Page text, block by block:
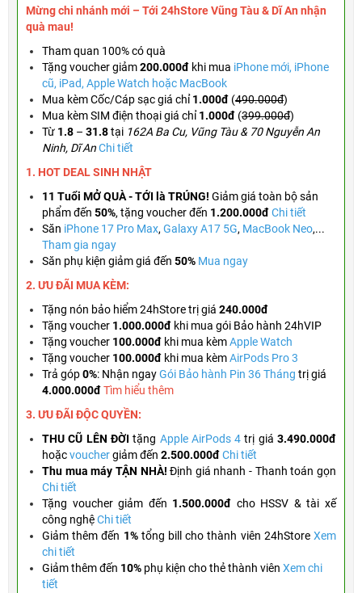
Mừng chi nhánh mới – Tới 24hStore Vũng Tàu & Dĩ An nhận
quà mau!
Tham quan 100% có quà
Tặng vouchergiảm200.000đ khi mua iPhone mới, iPhone
cũ, iPad, Apple Watch hoặc MacBook
Mua kèm Cốc/Cáp sạc giá chỉ1.000đ (490.000đ)
Mua kèm SIM điện thoại giá chỉ1.000đ (399.000đ)
Từ 1.8 – 31.8tại 162A Ba Cu, Vũng Tàu & 70 Nguyễn An
Ninh, Dĩ AnChi tiết
1. HOT DEAL SINH NHẬT
11 Tuổi MỞ QUÀ - TỚI là TRÚNG! Giảm giá toàn bộ sản
phẩm đến 50%, tặng voucher đến 1.200.000đChi tiết
Săn iPhone 17 Pro Max, Galaxy A17 5G, MacBook Neo,...
Tham gia ngay
Săn phụ kiện giảm giá đến 50% Mua ngay
2. ƯU ĐÃI MUA KÈM:
Tặng nón bảo hiểm 24hStore trị giá 240.000đ
Tặng voucher 1.000.000đ khi mua gói Bảo hành 24hVIP
Tặng voucher 100.000đ khi mua kèmApple Watch
Tặng voucher 100.000đ khi mua kèmAirPods Pro 3
Trả góp0%: Nhận ngayGói Bảo hành Pin 36 Tháng trị giá
4.000.000đTìm hiểu thêm
3. ƯU ĐÃI ĐỘC QUYỀN:
THU CŨ LÊN ĐỜI tặng Apple AirPods 4 trị giá3.490.000đ
hoặcvouchergiảm đến 2.500.000đChi tiết
Thu mua máy TẬN NHÀ!Định giá nhanh - Thanh toán gọn
Chi tiết
Tặng voucher giảm đến 1.500.000đ cho HSSV & tài xế
công nghệChi tiết
Giảm thêm đến 1%tổng bill cho thành viên 24hStoreXem
chi tiết
Giảm thêm đến 10% phụ kiện cho thẻ thành viên Xem chi
tiết